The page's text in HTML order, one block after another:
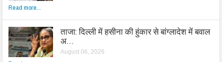
Read more...
ताजा: दिल्ली में हसीना की हुंकार से बांग्लादेश में बवाल
अ…
August 06, 2026